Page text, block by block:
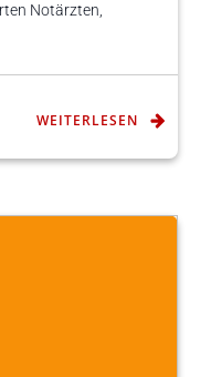
Notärzten,
WEITERLESEN